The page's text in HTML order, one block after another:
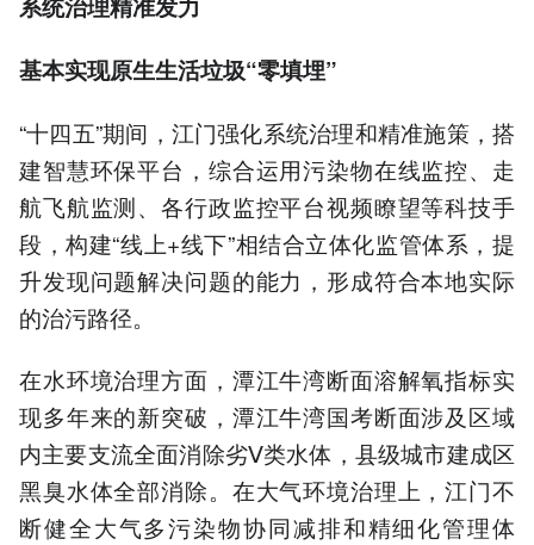
基本实现原生生活垃圾“零填埋”
“十四五”期间，江门强化系统治理和精准施策，搭
建智慧环保平台，综合运用污染物在线监控、走
航飞航监测、各行政监控平台视频瞭望等科技手
段，构建“线上+线下”相结合立体化监管体系，提
升发现问题解决问题的能力，形成符合本地实际
的治污路径。
在水环境治理方面，潭江牛湾断面溶解氧指标实
现多年来的新突破，潭江牛湾国考断面涉及区域
内主要支流全面消除劣Ⅴ类水体，县级城市建成区
黑臭水体全部消除。在大气环境治理上，江门不
断健全大气多污染物协同减排和精细化管理体